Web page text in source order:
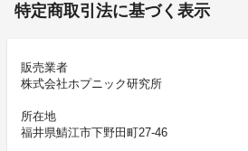
特定商取引法に基づく表示
販売業者
株式会社ホプニック研究所
所在地
福井県鯖江市下野田町27‐46